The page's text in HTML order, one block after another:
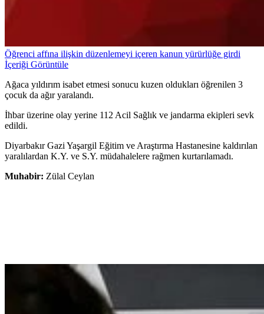
Öğrenci affına ilişkin düzenlemeyi içeren kanun yürürlüğe girdi
İçeriği Görüntüle
Ağaca yıldırım isabet etmesi sonucu kuzen oldukları öğrenilen 3
çocuk da ağır yaralandı.
İhbar üzerine olay yerine 112 Acil Sağlık ve jandarma ekipleri sevk
edildi.
Diyarbakır Gazi Yaşargil Eğitim ve Araştırma Hastanesine kaldırılan
yaralılardan K.Y. ve S.Y. müdahalelere rağmen kurtarılamadı.
Muhabir: Zülal Ceylan